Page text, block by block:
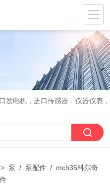
发电机，进口传感器，仪器仪表
>泵 /泵配件 / mch36科尔奇